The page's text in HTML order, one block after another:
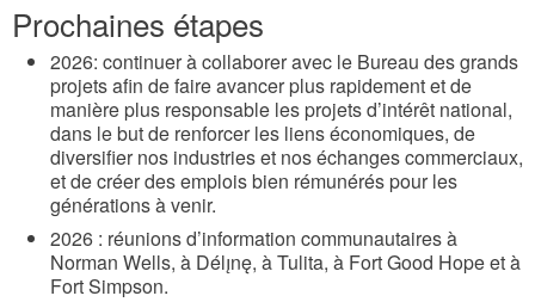
Prochaines étapes
2026: continuer à collaborer avec le Bureau des grands
projets afin de faire avancer plus rapidement et de
manière plus responsable les projets d’intérêt national,
dans le but de renforcer les liens économiques, de
diversifier nos industries et nos échanges commerciaux,
et de créer des emplois bien rémunérés pour les
générations à venir.
2026 : réunions d’information communautaires à
Norman Wells, à Délı̨nę, à Tulita, à Fort Good Hope et à
Fort Simpson.